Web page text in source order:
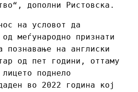
дополни Ристовска.
на условот да
меѓународно признати
познавање на англиски
од пет години, оттаму
поднело
во 2022 година кој